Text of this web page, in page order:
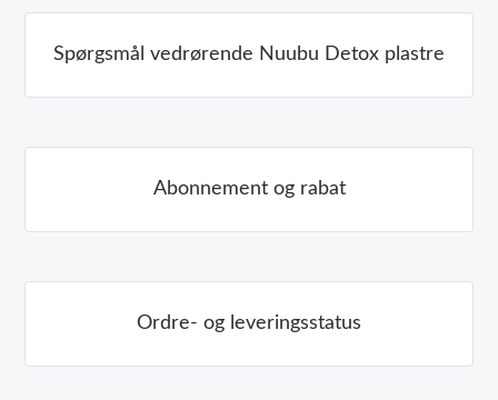
Spørgsmål vedrørende Nuubu Detox plastre
Abonnement og rabat
Ordre- og leveringsstatus